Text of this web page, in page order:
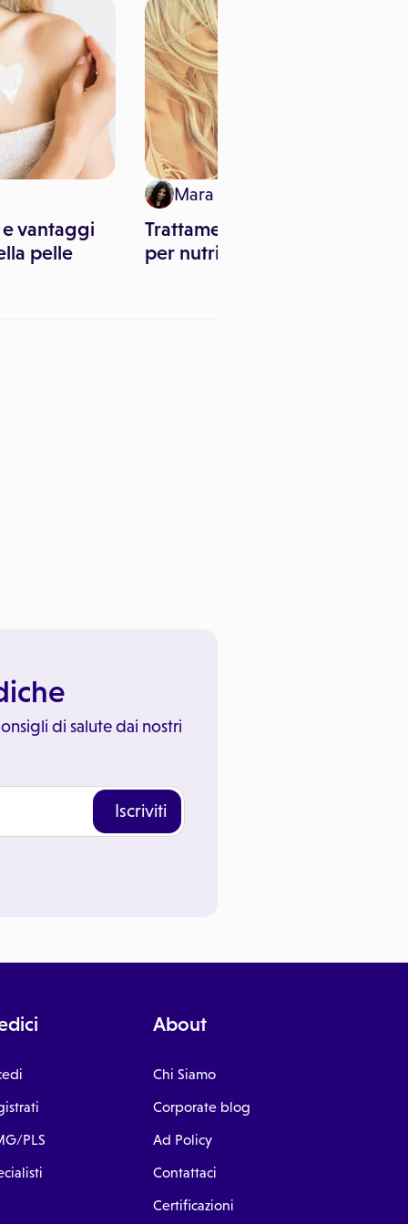
vantaggi
pelle
Mara Pitari
Trattamenti post vacanze
per nutrire corpo e capelli
di salute dai nostri
Iscriviti
PLS
About
Chi Siamo
Corporate blog
Ad Policy
Contattaci
Certificazioni